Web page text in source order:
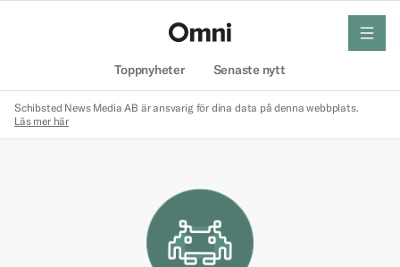
Toppnyheter Senaste nytt
meny
Schibsted News Media AB är ansvarig för dina data på denna webbplats.
Läs mer här